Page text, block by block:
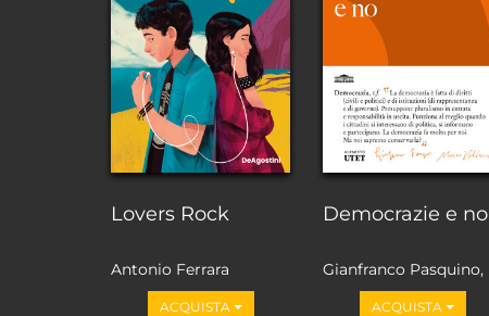
Lovers Rock
Antonio Ferrara
ACQUISTA
Democrazie e no
Gianfranco Pasquino,
Marco Valbruzzi
ACQUISTA